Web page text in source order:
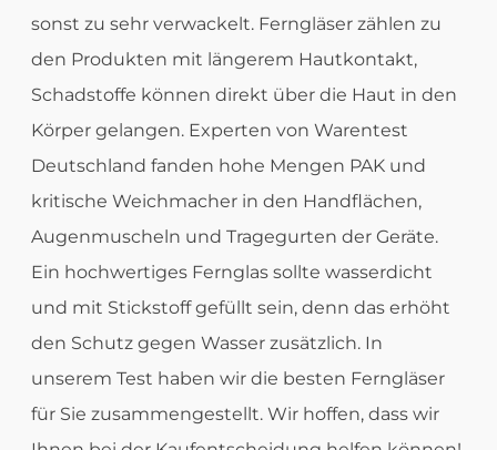
sonst zu sehr verwackelt. Fern­gläser zählen zu
den Produkten mit längerem Haut­kontakt,
Schad­stoffe können direkt über die Haut in den
Körper gelangen. Experten von Warentest
Deutschland fanden hohe Mengen PAK und
kritische Weichmacher in den Handflächen,
Augenmuscheln und Tragegurten der Geräte.
Ein hochwertiges Fernglas sollte wasserdicht
und mit Stickstoff gefüllt sein, denn das erhöht
den Schutz gegen Wasser zusätzlich. In
unserem Test haben wir die besten Ferngläser
für Sie zusammengestellt. Wir hoffen, dass wir